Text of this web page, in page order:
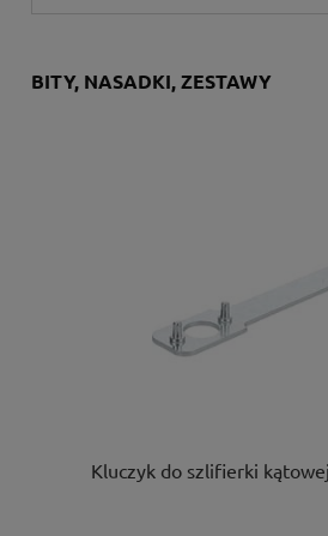
BITY, NASADKI, ZESTAWY
Kluczyk do szlifierki